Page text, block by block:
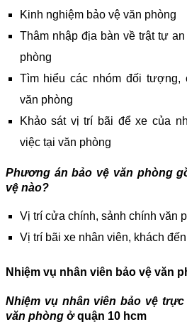
Kinh nghiệm bảo vệ văn phòng
Thâm nhập địa bàn về trật tự
phòng
Tìm hiểu các nhóm đối tượng,
văn phòng
Khảo sát vị trí bãi để xe của
việc tại văn phòng
Phương án bảo vệ văn phòng
vệ nào?
Vị trí cửa chính, sảnh chính văn
Vị trí bãi xe nhân viên, khách
Nhiệm vụ nhân viên bảo vệ văn
Nhiệm vụ nhân viên bảo vệ
văn phòng ở quận 10 hcm